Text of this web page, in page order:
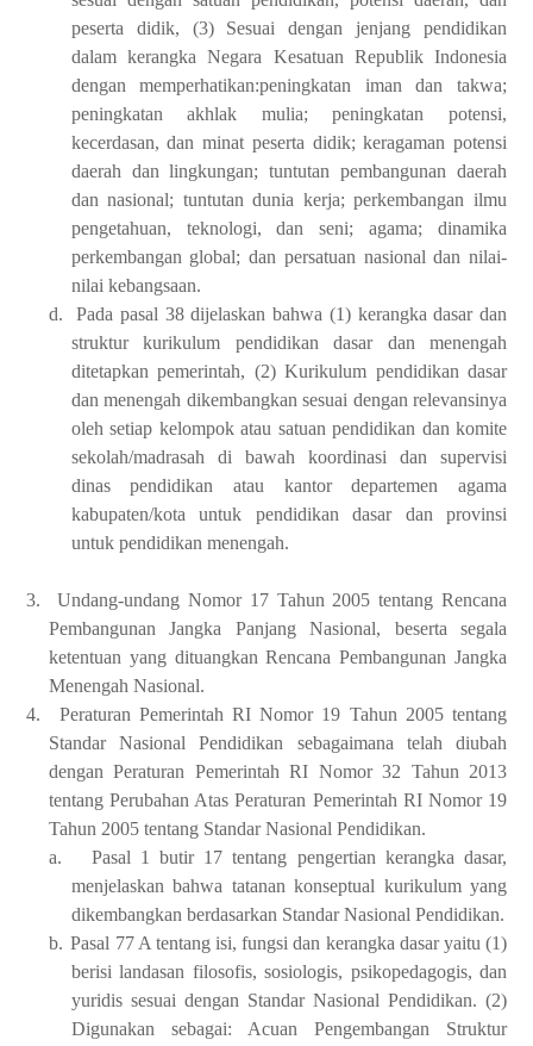
peserta didik, (3) Sesuai dengan jenjang pendidikan
dalam kerangka Negara Kesatuan Republik Indonesia
dengan memperhatikan:peningkatan iman dan takwa;
peningkatan akhlak mulia; peningkatan potensi,
kecerdasan, dan minat peserta didik; keragaman potensi
daerah dan lingkungan; tuntutan pembangunan daerah
dan nasional; tuntutan dunia kerja; perkembangan ilmu
pengetahuan, teknologi, dan seni; agama; dinamika
perkembangan global; dan persatuan nasional dan nilai-
nilai kebangsaan.
d.
Pada pasal 38 dijelaskan bahwa (1) kerangka dasar dan
struktur kurikulum pendidikan dasar dan menengah
ditetapkan pemerintah, (2) Kurikulum pendidikan dasar
dan menengah dikembangkan sesuai dengan relevansinya
oleh setiap kelompok atau satuan pendidikan dan komite
sekolah/madrasah di bawah koordinasi dan supervisi
dinas pendidikan atau kantor departemen agama
kabupaten/kota untuk pendidikan dasar dan provinsi
untuk pendidikan menengah.
3.
Undang-undang Nomor 17 Tahun 2005 tentang Rencana
Pembangunan Jangka Panjang Nasional, beserta segala
ketentuan yang dituangkan Rencana Pembangunan Jangka
Menengah Nasional.
4.
Peraturan Pemerintah RI Nomor 19 Tahun 2005 tentang
Standar Nasional Pendidikan sebagaimana telah diubah
dengan Peraturan Pemerintah RI Nomor 32 Tahun 2013
tentang Perubahan Atas Peraturan Pemerintah RI Nomor 19
Tahun 2005 tentang Standar Nasional Pendidikan.
a.
Pasal 1 butir 17 tentang pengertian kerangka dasar,
menjelaskan bahwa tatanan konseptual kurikulum yang
dikembangkan berdasarkan Standar Nasional Pendidikan.
b. Pasal 77 A tentang isi, fungsi dan kerangka dasar yaitu (1)
berisi landasan filosofis, sosiologis, psikopedagogis, dan
yuridis sesuai dengan Standar Nasional Pendidikan. (2)
Digunakan sebagai: Acuan Pengembangan Struktur